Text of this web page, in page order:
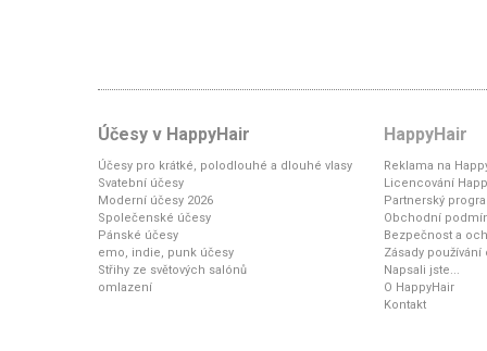
Účesy v HappyHair
Účesy pro krátké, polodlouhé a dlouhé vlasy
Svatební účesy
Moderní účesy 2026
Společenské účesy
Pánské účesy
emo, indie, punk účesy
Střihy ze světových salónů
omlazení
HappyHair
Reklama na
Licencování
Partnerský
Obchodní
Bezpečnost a
Zásady
Napsali jste...
O HappyHair
Kontakt